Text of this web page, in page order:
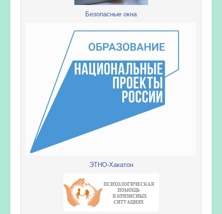
Безопасные окна
ЭТНО-Хакатон